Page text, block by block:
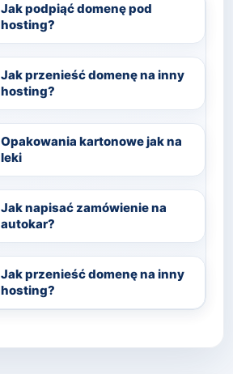
Jak podpiąć domenę pod
hosting?
Jak przenieść domenę na inny
hosting?
Opakowania kartonowe jak na
leki
Jak napisać zamówienie na
autokar?
Jak przenieść domenę na inny
hosting?